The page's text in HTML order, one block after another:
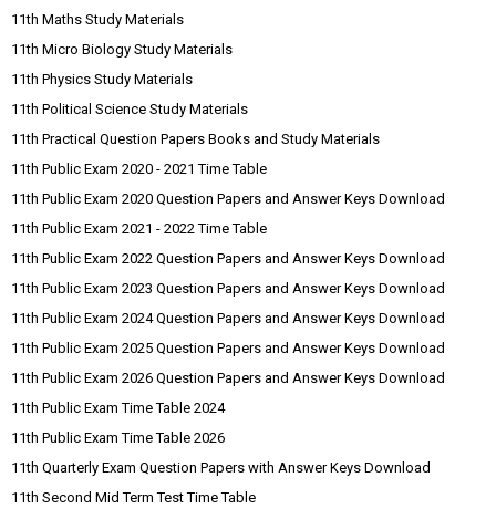
11th Maths Study Materials
11th Micro Biology Study Materials
11th Physics Study Materials
11th Political Science Study Materials
11th Practical Question Papers Books and Study Materials
11th Public Exam 2020 - 2021 Time Table
11th Public Exam 2020 Question Papers and Answer Keys Download
11th Public Exam 2021 - 2022 Time Table
11th Public Exam 2022 Question Papers and Answer Keys Download
11th Public Exam 2023 Question Papers and Answer Keys Download
11th Public Exam 2024 Question Papers and Answer Keys Download
11th Public Exam 2025 Question Papers and Answer Keys Download
11th Public Exam 2026 Question Papers and Answer Keys Download
11th Public Exam Time Table 2024
11th Public Exam Time Table 2026
11th Quarterly Exam Question Papers with Answer Keys Download
11th Second Mid Term Test Time Table